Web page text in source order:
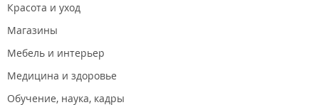
Красота и уход
Магазины
Мебель и интерьер
Медицина и здоровье
Обучение, наука, кадры